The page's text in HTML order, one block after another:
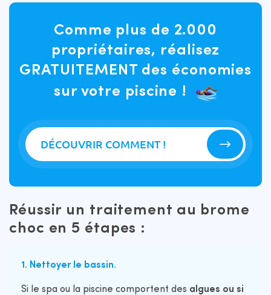
Comme plus de 2.000
propriétaires, réalisez
GRATUITEMENT des économies
sur votre piscine !
DÉCOUVRIR COMMENT !
Réussir un traitement au brome
choc en 5 étapes :
1. Nettoyer le bassin.
Si le spa ou la piscine comportent des algues ou si